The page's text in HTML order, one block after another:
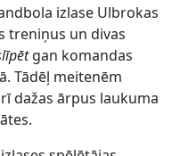
izlase Ulbrokas
treniņus un divas
gan komandas
Tādēļ meitenēm
dažas ārpus laukuma